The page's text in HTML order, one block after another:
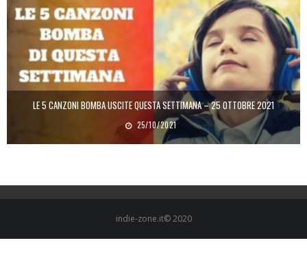
LE 5 CANZONI BOMBA USCITE QUESTA SETTIMANA – 25 OTTOBRE 2021
25/10/2021
indie-zone.it© 2020